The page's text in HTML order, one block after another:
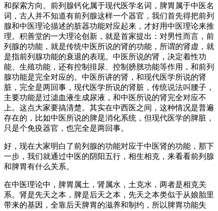
和探索方向。前列腺钙化属于现代医学名词，脾胃属于中医名
词，古人并不知道有前列腺这样一个器官，我们首先得把前列
腺和中医理论描述的脏器功能对应起来，才好用中医理论来推
理。积善堂的一大理论创新，就是首家提出：对男性而言，前
列腺的功能，就是传统中医所说的肾的功能，所谓的肾虚，就
是指前列腺功能的衰退的表现。中医所说的肾，决定着性功
能、生殖功能，还有控制排尿、控制膀胱功能等作用，和前列
腺功能是完全对应的。中医所讲的肾，和现代医学所说的肾
脏，完全是两回事，现代医学所说的肾脏，传统说法叫腰子，
主要功能是过滤血液生成尿液，和中医所说的肾完全对应不
上。这点大家要搞清楚。其实在中西医之间，这种情况是普遍
存在的，比如中医所说的脾是消化系统，但现代医学的脾脏，
只是个免疫器官，也完全是两回事。
好，现在大家明白了前列腺的功能对应于中医肾的功能，那下
一步，我们就通过中医的阴阳五行，相生相克，来看看前列腺
和脾胃有什么关系。
在中医理论中，脾胃属土，肾属水，土克水，两者是相克关
系。肾是先天之本，脾是后天之本，先天之本类似于从娘胎里
带来的基因，全靠后天脾胃的滋养和制约，所以脾胃功能失